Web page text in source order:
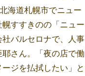
海道札幌市でニュー
すすきのの「ニュー
バルセロナで、人事
さん。「夜の店で働
ジを払拭したい」と